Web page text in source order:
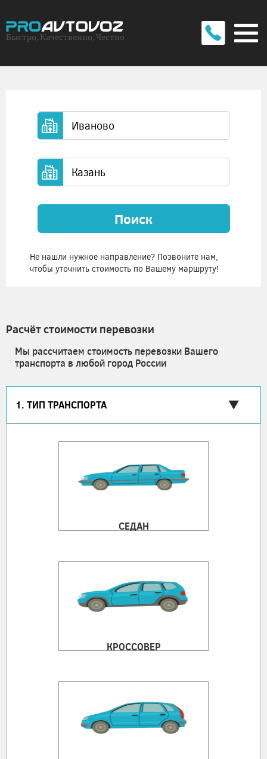
Быстро, Качественно, Честно
Поиск
Не нашли нужное направление? Позвоните нам,
чтобы уточнить стоимость по Вашему маршруту!
Расчёт стоимости перевозки
Мы рассчитаем стоимость перевозки Вашего
транспорта в любой город России
1. ТИП ТРАНСПОРТА
СЕДАН
КРОССОВЕР